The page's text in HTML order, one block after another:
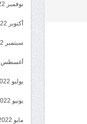
نوفمبر 2022
أكتوبر 2022
سبتمبر 2022
أغسطس 2022
يوليو 2022
يونيو 2022
مايو 2022